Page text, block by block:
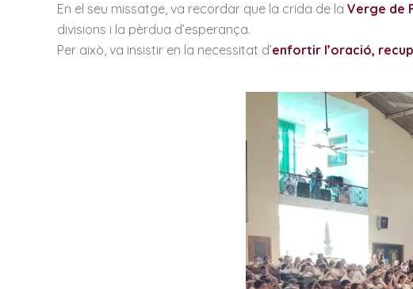
En el seu missatge, va recordar que la crida de la Verge de
divisions i la pèrdua d’esperança.
Per això, va insistir en la necessitat d’enfortir l’oració,